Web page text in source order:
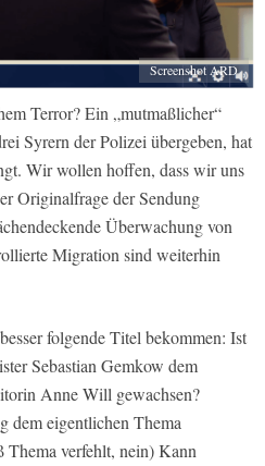
Screenshot ARD
Terror? Ein „mutmaßlicher“
Syrern der Polizei übergeben, hat
Wir wollen hoffen, dass wir uns
Originalfrage der Sendung
Überwachung von
Migration sind weiterhin
folgende Titel bekommen: Ist
Sebastian Gemkow dem
Anne Will gewachsen?
dem eigentlichen Thema
Thema verfehlt, nein) Kann